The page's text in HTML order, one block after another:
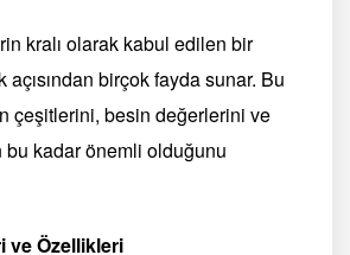
kralı olarak kabul edilen bir
açısından birçok fayda sunar. Bu
çeşitlerini, besin değerlerini ve
bu kadar önemli olduğunu
ve Özellikleri